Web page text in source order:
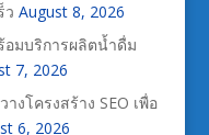
ว August 8, 2026
มบริการผลิตน้ำดื่ม
7, 2026
งโครงสร้าง SEO เพื่อ
6, 2026